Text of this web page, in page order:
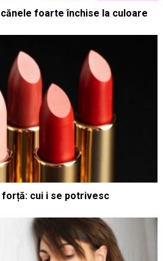
foarte închise la culoare
cui i se potrivesc